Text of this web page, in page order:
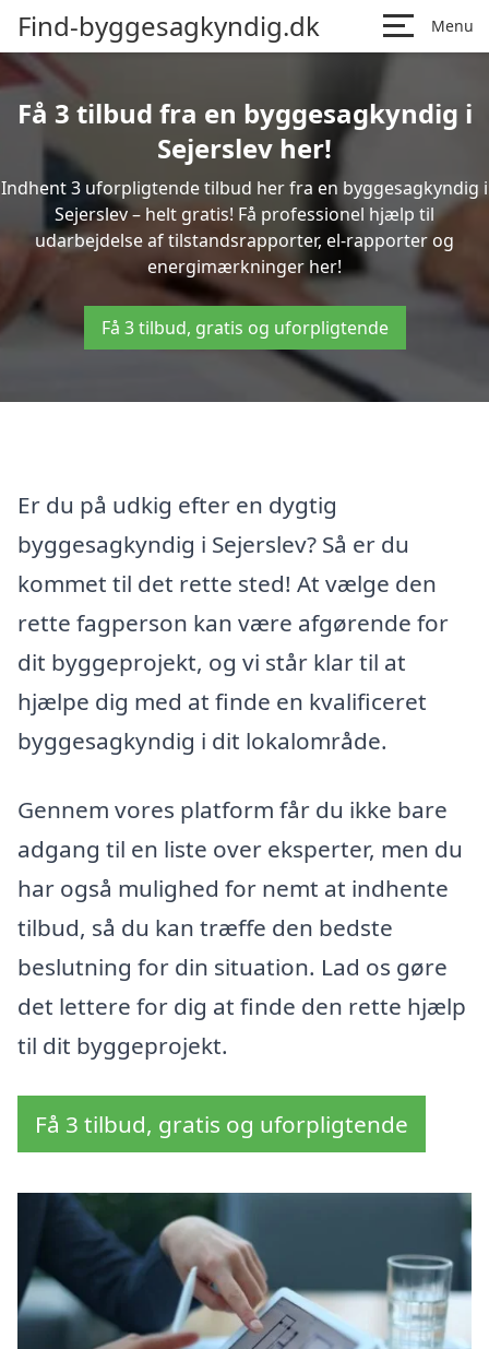
Find-byggesagkyndig.dk Menu
Få 3 tilbud fra en byggesagkyndig i
Sejerslev her!
Indhent 3 uforpligtende tilbud her fra en byggesagkyndig i
Sejerslev – helt gratis! Få professionel hjælp til
udarbejdelse af tilstandsrapporter, el-rapporter og
energimærkninger her!
Få 3 tilbud, gratis og uforpligtende
Er du på udkig efter en dygtig
byggesagkyndig i Sejerslev? Så er du
kommet til det rette sted! At vælge den
rette fagperson kan være afgørende for
dit byggeprojekt, og vi står klar til at
hjælpe dig med at finde en kvalificeret
byggesagkyndig i dit lokalområde.
Gennem vores platform får du ikke bare
adgang til en liste over eksperter, men du
har også mulighed for nemt at indhente
tilbud, så du kan træffe den bedste
beslutning for din situation. Lad os gøre
det lettere for dig at finde den rette hjælp
til dit byggeprojekt.
Få 3 tilbud, gratis og uforpligtende